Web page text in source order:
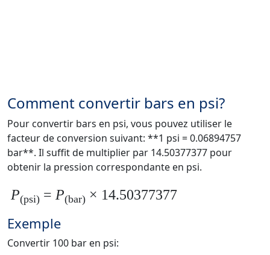
Comment convertir bars en psi?
Pour convertir bars en psi, vous pouvez utiliser le
facteur de conversion suivant: **1 psi = 0.06894757
bar**. Il suffit de multiplier par 14.50377377 pour
obtenir la pression correspondante en psi.
P(psi) = P(bar) × 14.50377377
Exemple
Convertir 100 bar en psi: